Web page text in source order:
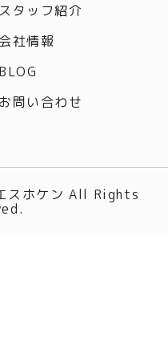
スタッフ紹介
会社情報
BLOG
お問い合わせ
スホケン All Rights